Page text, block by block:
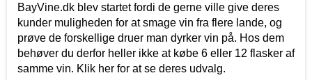
BayVine.dk blev startet fordi de gerne ville give deres
kunder muligheden for at smage vin fra flere lande, og
prøve de forskellige druer man dyrker vin på. Hos dem
behøver du derfor heller ikke at købe 6 eller 12 flasker af
samme vin. Klik her for at se deres udvalg.